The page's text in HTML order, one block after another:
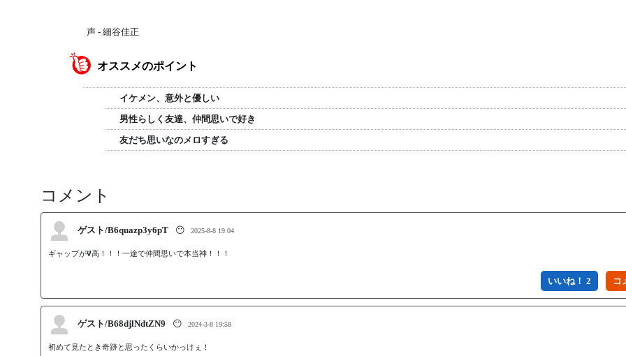
声 - 細谷佳正
オススメのポイント
イケメン、意外と優しい
男性らしく友達、仲間思いで好き
友だち思いなのメロすぎる
コメント
ゲスト/B6quazp3y6pT 😶 2025-8-8 19:04
ギャップがΨ高！！！一途で仲間思いで本当神！！！
いいね！ 2
ゲスト/B68djlNdtZN9 😶 2024-3-8 19:58
初めて見たとき奇跡と思ったくらいかっけぇ！